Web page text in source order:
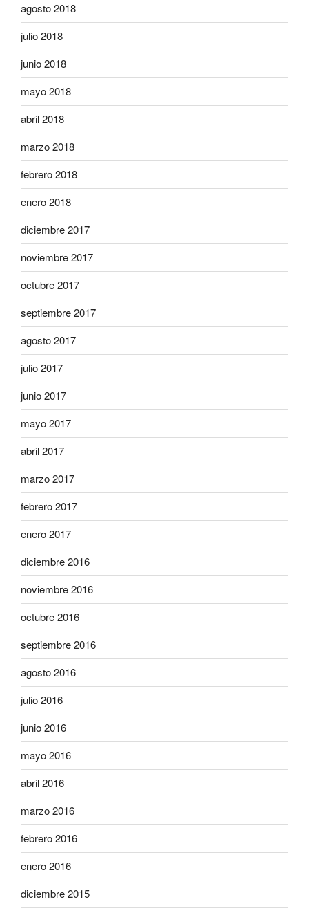
agosto 2018
julio 2018
junio 2018
mayo 2018
abril 2018
marzo 2018
febrero 2018
enero 2018
diciembre 2017
noviembre 2017
octubre 2017
septiembre 2017
agosto 2017
julio 2017
junio 2017
mayo 2017
abril 2017
marzo 2017
febrero 2017
enero 2017
diciembre 2016
noviembre 2016
octubre 2016
septiembre 2016
agosto 2016
julio 2016
junio 2016
mayo 2016
abril 2016
marzo 2016
febrero 2016
enero 2016
diciembre 2015